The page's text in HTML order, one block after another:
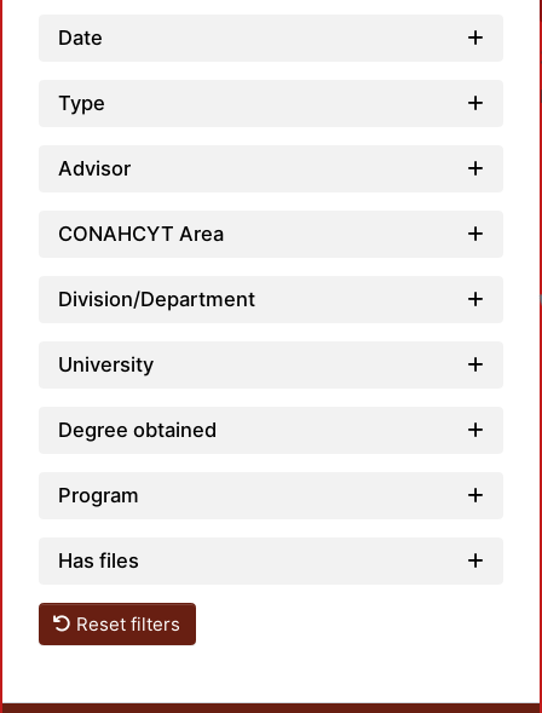
Date
Type
Advisor
CONAHCYT Area
Division/Department
University
Degree obtained
Program
Has files
Reset filters